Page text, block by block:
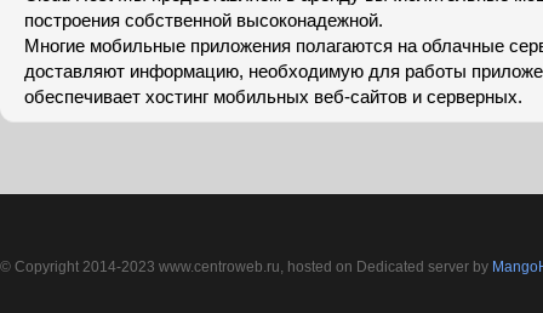
построения собственной высоконадежной.
Многиe мобильные приложения полагаются на облачные
доставляют информацию, необходимую для работы
обеспечивает хостинг мобильных веб-сайтов и серверных.
© Copyright 2014-2023 www.centroweb.ru, hosted on Dedicated server by